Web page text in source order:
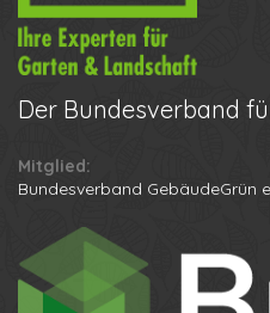
Der Bundesverband
Mitglied:
Bundesverband GebäudeGrün
Ihr Name
Ihre